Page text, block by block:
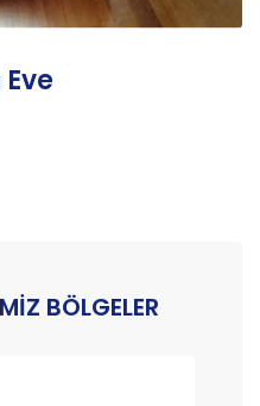
BÖLGELER